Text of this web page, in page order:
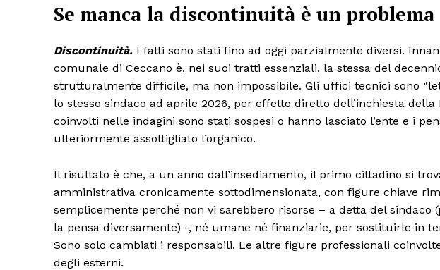
Se manca la discontinuità è un
Discontinuità. I fatti sono stati fino ad oggi parzialmente diversi.
comunale di Ceccano è, nei suoi tratti essenziali, la stessa del
strutturalmente difficile, ma non impossibile. Gli uffici tecnici sono
lo stesso sindaco ad aprile 2026, per effetto diretto dell’inchiesta
coinvolti nelle indagini sono stati sospesi o hanno lasciato l’ente e i
ulteriormente assottigliato l’organico.
Il risultato è che, a un anno dall’insediamento, il primo cittadino si
amministrativa cronicamente sottodimensionata, con figure chiave
semplicemente perché non vi sarebbero risorse – a detta del sindaco
la pensa diversamente) -, né umane né finanziarie, per sostituirle in
Sono solo cambiati i responsabili. Le altre figure professionali
degli esterni.